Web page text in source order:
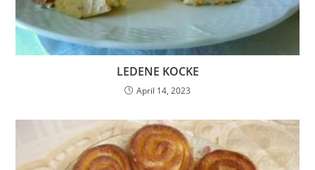
LEDENE KOCKE
April 14, 2023